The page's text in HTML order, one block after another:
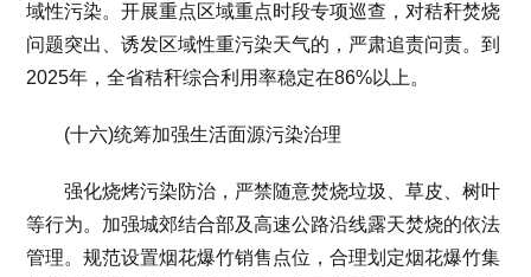
域性污染。开展重点区域重点时段专项巡查，对秸秆焚烧
问题突出、诱发区域性重污染天气的，严肃追责问责。到
2025年，全省秸秆综合利用率稳定在86%以上。
(十六)统筹加强生活面源污染治理
强化烧烤污染防治，严禁随意焚烧垃圾、草皮、树叶
等行为。加强城郊结合部及高速公路沿线露天焚烧的依法
管理。规范设置烟花爆竹销售点位，合理划定烟花爆竹集